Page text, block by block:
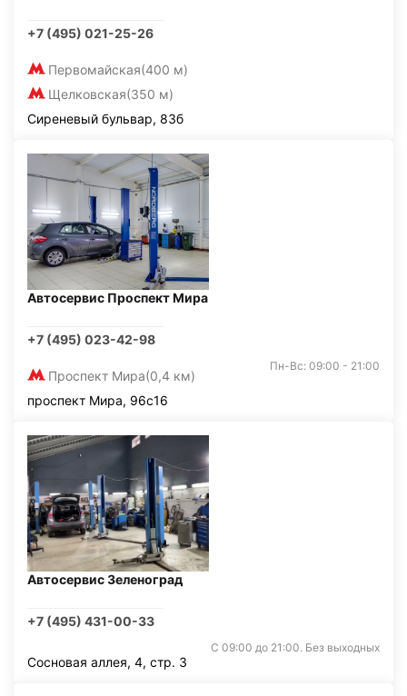
+7 (495) 021-25-26
Первомайская(400 м)
Щелковская(350 м)
Сиреневый бульвар, 83б
Автосервис Проспект Мира
+7 (495) 023-42-98
Проспект Мира(0,4 км)
Пн-Вс: 09:00 - 21:00
проспект Мира, 96с16
Автосервис Зеленоград
+7 (495) 431-00-33
С 09:00 до 21:00. Без выходных
Сосновая аллея, 4, стр. 3